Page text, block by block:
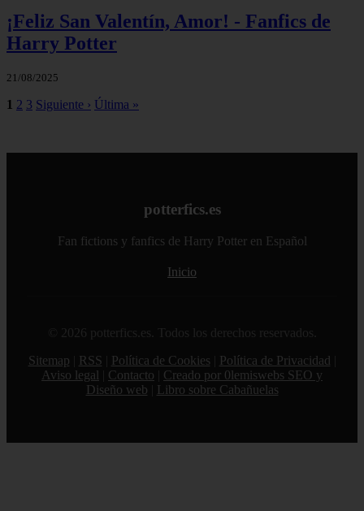
¡Feliz San Valentín, Amor! - Fanfics de
Harry Potter
21/08/2025
1 2 3 Siguiente › Última »
potterfics.es
Fan fictions y fanfics de Harry Potter en Español
Inicio
© 2026 potterfics.es. Todos los derechos reservados.
Sitemap
RSS Política de Cookies Política de Privacidad
Aviso legal
Contacto
Creado por 0lemiswebs SEO y
Diseño web
Libro sobre Cabañuelas